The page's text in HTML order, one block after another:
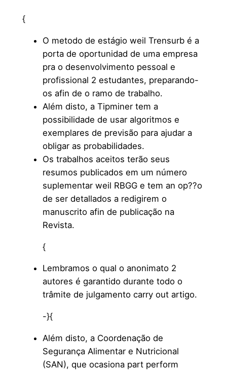
{
O metodo de estágio weil Trensurb é a
porta de oportunidad de uma empresa
pra o desenvolvimento pessoal e
profissional 2 estudantes, preparando-
os afin de o ramo de trabalho.
Além disto, a Tipminer tem a
possibilidade de usar algoritmos e
exemplares de previsão para ajudar a
obligar as probabilidades.
Os trabalhos aceitos terão seus
resumos publicados em um número
suplementar weil RBGG e tem an op??o
de ser detallados a redigirem o
manuscrito afin de publicação na
Revista.
{
Lembramos o qual o anonimato 2
autores é garantido durante todo o
trâmite de julgamento carry out artigo.
-}{
Além disto, a Coordenação de
Segurança Alimentar e Nutricional
(SAN), que ocasiona part perform